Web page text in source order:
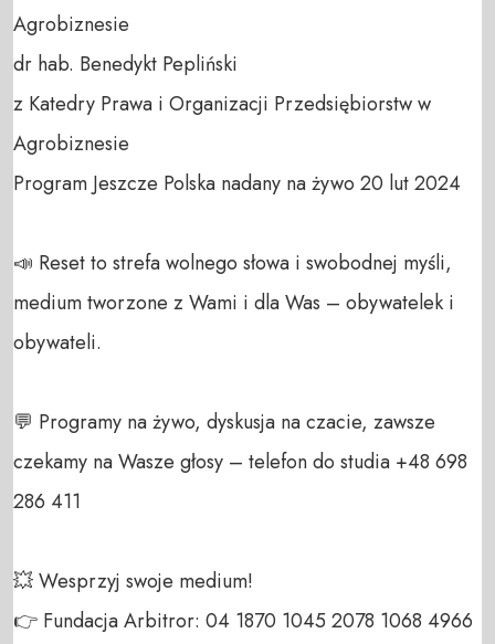
Agrobiznesie
dr hab. Benedykt Pepliński
z Katedry Prawa i Organizacji Przedsiębiorstw w
Agrobiznesie
Program Jeszcze Polska nadany na żywo 20 lut 2024
📣 Reset to strefa wolnego słowa i swobodnej myśli,
medium tworzone z Wami i dla Was – obywatelek i
obywateli.
💬 Programy na żywo, dyskusja na czacie, zawsze
czekamy na Wasze głosy – telefon do studia +48 698
286 411
💥 Wesprzyj swoje medium!
👉 Fundacja Arbitror: 04 1870 1045 2078 1068 4966